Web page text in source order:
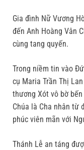
Gia đình Nữ Vương
đến Anh Hoàng Vân
cùng tang quyến.
Trong niềm tin vào
cụ Maria Trần Thị
thương Xót vô bờ
Chúa là Cha nhân từ
phúc viên mãn với
Thánh Lễ an táng